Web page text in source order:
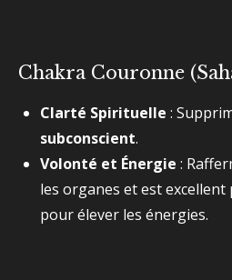
Chakra Couronne
Clarté Spirituelle :
subconscient.
Volonté et Énergie :
les organes et est excellent
pour élever les énergies.